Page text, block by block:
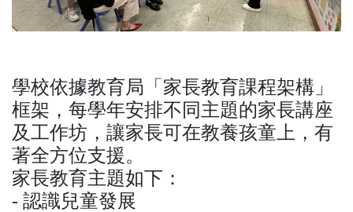
學校依據教育局「家長教育課程架構」
框架，每學年安排不同主題的家長講座
及工作坊，讓家長可在教養孩童上，有
著全方位支援。
家長教育主題如下：
- 認識兒童發展